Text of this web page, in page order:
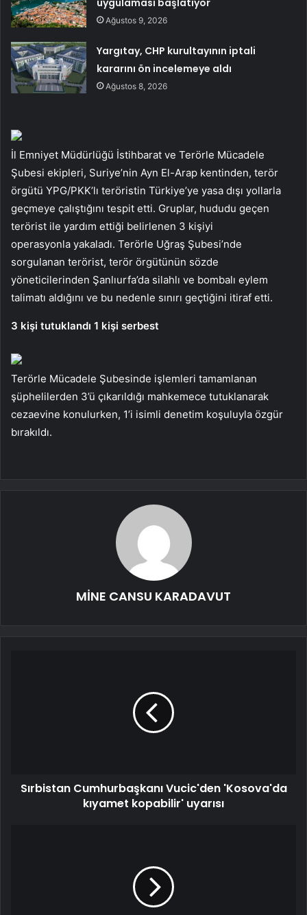
uygulaması başlatıyor
Ağustos 9, 2026
Yargıtay, CHP kurultayının iptali
kararını ön incelemeye aldı
Ağustos 8, 2026
İl Emniyet Müdürlüğü İstihbarat ve Terörle Mücadele
Şubesi ekipleri, Suriye’nin Ayn El-Arap kentinden, terör
örgütü YPG/PKK’lı teröristin Türkiye’ye yasa dışı yollarla
geçmeye çalıştığını tespit etti. Gruplar, hududu geçen
terörist ile yardım ettiği belirlenen 3 kişiyi
operasyonla yakaladı. Terörle Uğraş Şubesi’nde
sorgulanan terörist, terör örgütünün sözde
yöneticilerinden Şanlıurfa’da silahlı ve bombalı eylem
talimatı aldığını ve bu nedenle sınırı geçtiğini itiraf etti.
3 kişi tutuklandı 1 kişi serbest
Terörle Mücadele Şubesinde işlemleri tamamlanan
şüphelilerden 3’ü çıkarıldığı mahkemece tutuklanarak
cezaevine konulurken, 1’i isimli denetim koşuluyla özgür
bırakıldı.
MİNE CANSU KARADAVUT
Sırbistan Cumhurbaşkanı Vucic'den 'Kosova'da
kıyamet kopabilir' uyarısı